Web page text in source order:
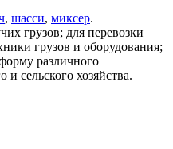
, шасси, миксер.
грузов; для перевозки
грузов и оборудования;
различного
сельского хозяйства.